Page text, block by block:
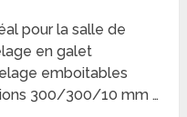
pour la salle de
en galet
emboitables
300/300/10 mm …